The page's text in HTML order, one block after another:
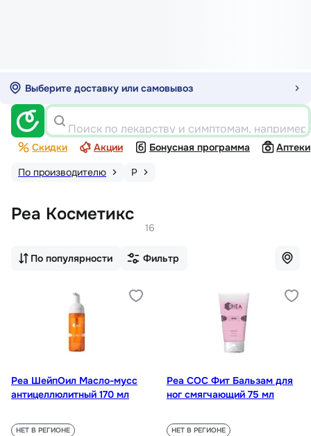
Выберите доставку или самовывоз
Поиск по лекарству и симптомам,
Скидки Акции Бонусная программа
Аптеки
По производителю
Р
Реа Косметикс
16
По популярности Фильтр
Реа ШейпОил Масло-мусс
антицеллюлитный 170 мл
НЕТ В РЕГИОНЕ
Реа СОС Фит Бальзам для
ног смягчающий 75 мл
НЕТ В РЕГИОНЕ